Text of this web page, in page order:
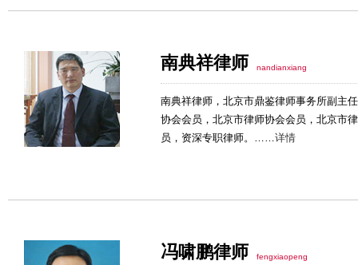
南典祥律师 nandianxiang
南典祥律师，北京市鼎鉴律师事务所副主
协会会员，北京市律师协会会员，北京市
员，资深专职律师。……详情
冯啸鹏律师 fengxiaopeng